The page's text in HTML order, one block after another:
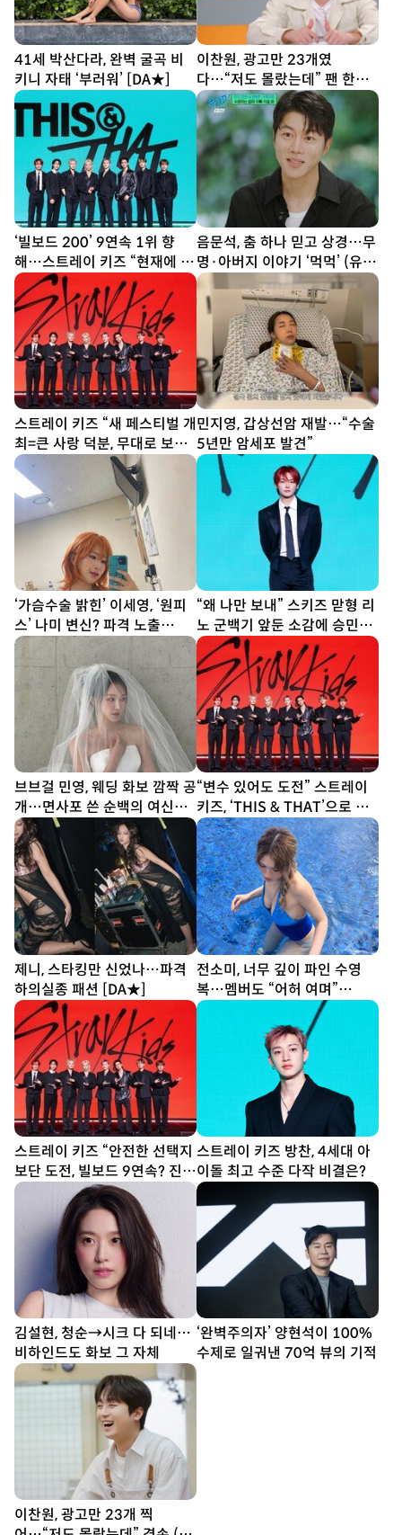
41세 박산다라, 완벽 굴곡 비
키니 자태 ‘부러워’ [DA★]
이찬원, 광고만 23개였
다…“저도 몰랐는데” 팬 한마
디에 깜짝
‘빌보드 200’ 9연속 1위 향
해…스트레이 키즈 “현재에 최
선다할 것” (종합)[DA현장]
음문석, 춤 하나 믿고 상경…무
명·아버지 이야기 ‘먹먹’ (유퀴
즈)
스트레이 키즈 “새 페스티벌 개
최=큰 사랑 덕분, 무대로 보답
할 것”
민지영, 갑상선암 재발…“수술
5년만 암세포 발견”
‘가슴수술 밝힌’ 이세영, ‘원피
스’ 나미 변신? 파격 노출
[DA★]
“왜 나만 보내” 스키즈 맏형 리
노 군백기 앞둔 소감에 승민
“잘 가”
브브걸 민영, 웨딩 화보 깜짝 공
개…면사포 쓴 순백의 여신
[DA★]
“변수 있어도 도전” 스트레이
키즈, ‘THIS & THAT’으로 보
여줄 새 얼굴 [종합]
제니, 스타킹만 신었나…파격
하의실종 패션 [DA★]
전소미, 너무 깊이 파인 수영
복…멤버도 “어허 여며”
[DA★]
스트레이 키즈 “안전한 선택지
보단 도전, 빌보드 9연속? 진심
다할 뿐”
스트레이 키즈 방찬, 4세대 아
이돌 최고 수준 다작 비결은?
김설현, 청순→시크 다 되네…
비하인드도 화보 그 자체
‘완벽주의자’ 양현석이 100%
수제로 일궈낸 70억 뷰의 기적
이찬원, 광고만 23개 찍